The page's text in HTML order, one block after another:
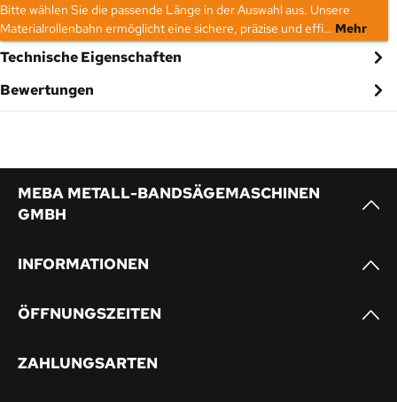
Bitte wählen Sie die passende Länge in der Auswahl aus. Unsere
Materialrollenbahn ermöglicht eine sichere, präzise und effi… Mehr
Technische Eigenschaften
Bewertungen
MEBA METALL-BANDSÄGEMASCHINEN
GMBH
INFORMATIONEN
ÖFFNUNGSZEITEN
ZAHLUNGSARTEN